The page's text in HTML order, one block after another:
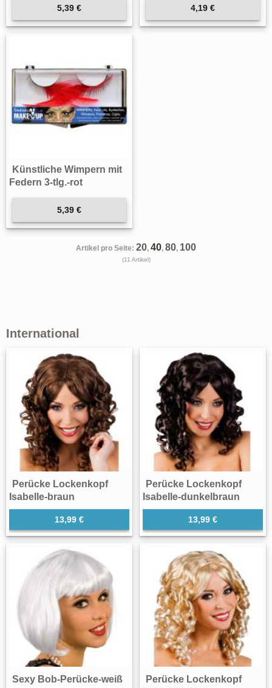
5,39 € 4,19 €
Künstliche Wimpern mit
Federn 3-tlg.-rot
5,39 €
Artikel pro Seite: 20, 40, 80, 100
(11 Artikel)
International
Perücke Lockenkopf
Isabelle-braun
13,99 €
Perücke Lockenkopf
Isabelle-dunkelbraun
13,99 €
Sexy Bob-Perücke-weiß
Perücke Lockenkopf